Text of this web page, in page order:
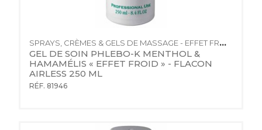
SPRAYS, CRÈMES & GELS DE MASSAGE - EFFET FROID
GEL DE SOIN PHLEBO-K MENTHOL &
HAMAMÉLIS « EFFET FROID » - FLACON
AIRLESS 250 ML
RÉF. 81946